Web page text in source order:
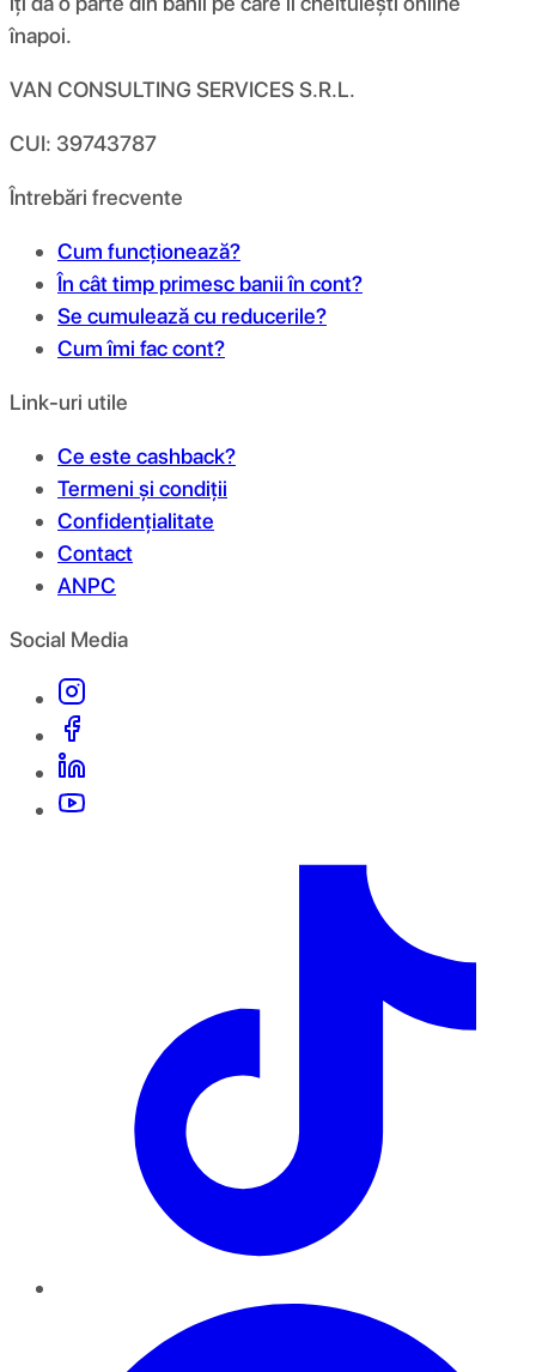
înapoi.
VAN CONSULTING SERVICES S.R.L.
CUI: 39743787
Întrebări frecvente
Cum funcționează?
În cât timp primesc banii în cont?
Se cumulează cu reducerile?
Cum îmi fac cont?
Link-uri utile
Ce este cashback?
Termeni și condiții
Confidențialitate
Contact
ANPC
Social Media